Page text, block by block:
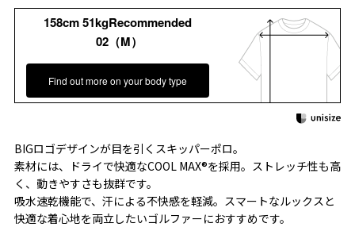
158cm 51kgRecommended
02（M）
Find out more on your body type
BIGロゴデザインが目を引くスキッパーポロ。
素材には、ドライで快適なCOOL MAX®を採用。ストレッチ性も高
く、動きやすさも抜群です。
吸水速乾機能で、汗による不快感を軽減。スマートなルックスと
快適な着心地を両立したいゴルファーにおすすめです。